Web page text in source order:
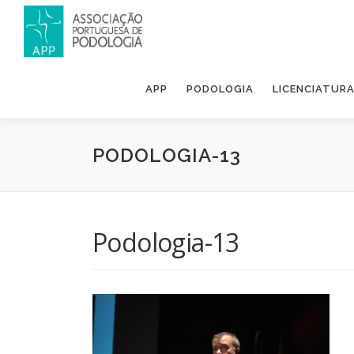
APP PODOLOGIA
PODOLOGIA-13
Podologia-13